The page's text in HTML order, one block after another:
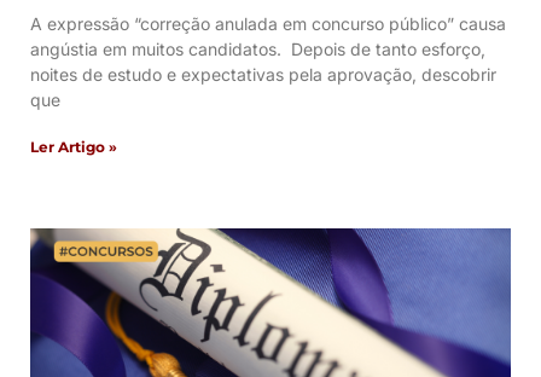
A expressão “correção anulada em concurso público” causa
angústia em muitos candidatos. Depois de tanto esforço,
noites de estudo e expectativas pela aprovação, descobrir
que
Ler Artigo »